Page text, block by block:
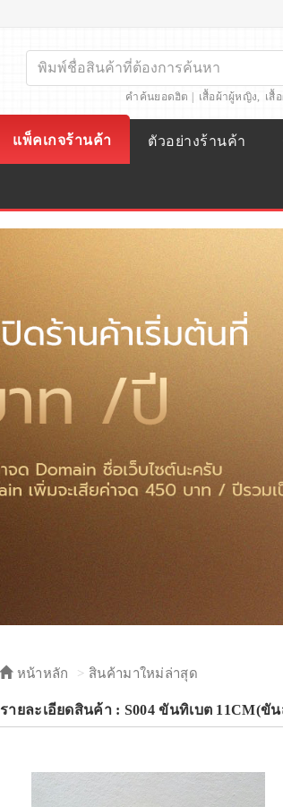
คำค้นยอดฮิต | เสื้อผ้าผู้หญิง, เสื้
แพ็คเกจร้านค้า ตัวอย่างร้านค้า
หน้าหลัก สินค้ามาใหม่ล่าสุด
รายละเอียดสินค้า : S004 ขันทิเบต 11CM(